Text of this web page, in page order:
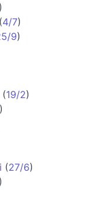
)
(4/7)
9)
(19/2)
)
(27/6)
)